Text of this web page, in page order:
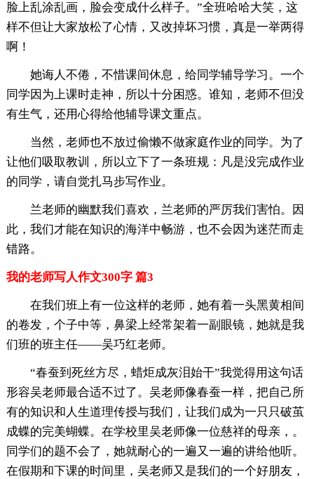
脸上乱涂乱画，脸会变成什么样子。”全班哈哈大笑，这
样不但让大家放松了心情，又改掉坏习惯，真是一举两得
啊！
她诲人不倦，不惜课间休息，给同学辅导学习。一个
同学因为上课时走神，所以十分困惑。谁知，老师不但没
有生气，还用心得给他辅导课文重点。
当然，老师也不放过偷懒不做家庭作业的同学。为了
让他们吸取教训，所以立下了一条班规：凡是没完成作业
的同学，请自觉扎马步写作业。
兰老师的幽默我们喜欢，兰老师的严厉我们害怕。因
此，我们才能在知识的海洋中畅游，也不会因为迷茫而走
错路。
我的老师写人作文300字 篇3
在我们班上有一位这样的老师，她有着一头黑黄相间
的卷发，个子中等，鼻梁上经常架着一副眼镜，她就是我
们班的班主任——吴巧红老师。
“春蚕到死丝方尽，蜡炬成灰泪始干”我觉得用这句话
形容吴老师最合适不过了。吴老师像春蚕一样，把自己所
有的知识和人生道理传授与我们，让我们成为一只只破茧
成蝶的完美蝴蝶。在学校里吴老师像一位慈祥的母亲，。
同学们的题不会了，她就耐心的一遍又一遍的讲给他听。
在假期和下课的时间里，吴老师又是我们的一个好朋友，